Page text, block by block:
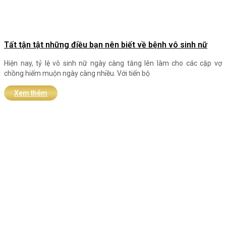
Tất tận tật những điều bạn nên biết về bệnh vô sinh nữ
Hiện nay, tỷ lệ vô sinh nữ ngày càng tăng lên làm cho các cặp vợ
chồng hiếm muộn ngày càng nhiều. Với tiến bộ
Xem thêm